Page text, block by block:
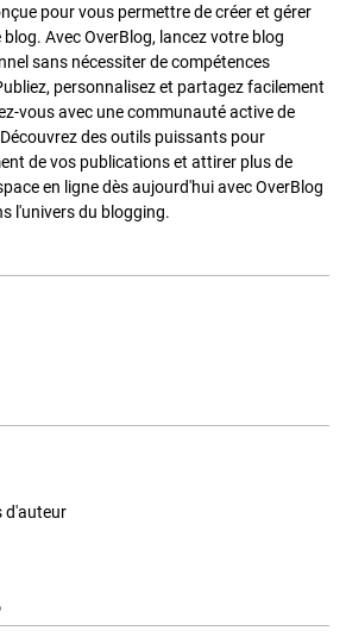
pour vous permettre de créer et gérer
Avec OverBlog, lancez votre blog
sans nécessiter de compétences
personnalisez et partagez facilement
vous avec une communauté active de
des outils puissants pour
de vos publications et attirer plus de
en ligne dès aujourd'hui avec OverBlog
l'univers du blogging.
d'auteur